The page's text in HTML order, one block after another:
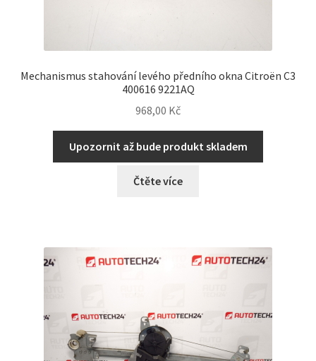
Mechanismus stahování levého předního okna Citroën C3
400616 9221AQ
968,00 Kč
Upozornit až bude produkt skladem
Čtěte více